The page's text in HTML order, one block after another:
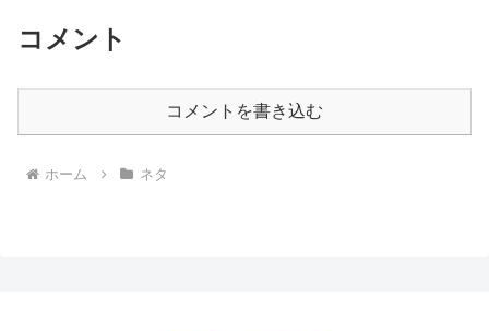
コメント
コメントを書き込む
ホーム ネタ